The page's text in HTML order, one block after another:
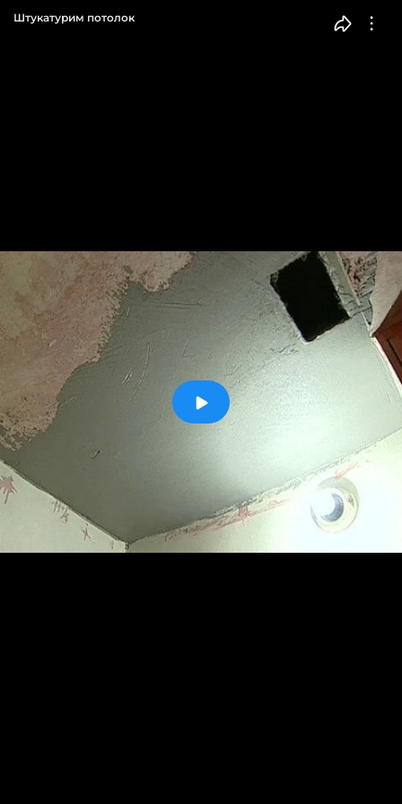
Штукатурим потолок